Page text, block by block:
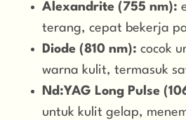
Alexandrite (755 nm):
terang, cepat bekerja
Diode (810 nm): cocok
warna kulit, termasuk
Nd:YAG Long Pulse
untuk kulit gelap,